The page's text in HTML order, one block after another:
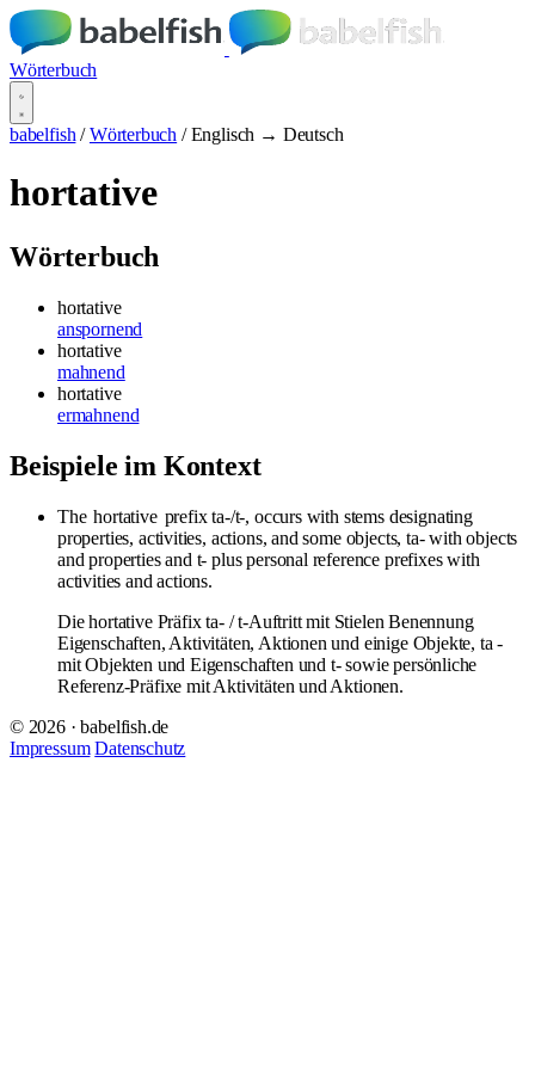
Wörterbuch
babelfish / Wörterbuch / Englisch → Deutsch
hortative
Wörterbuch
hortative
anspornend
hortative
mahnend
hortative
ermahnend
Beispiele im Kontext
The hortative prefix ta-/t-, occurs with stems designating
properties, activities, actions, and some objects, ta- with objects
and properties and t- plus personal reference prefixes with
activities and actions.
Die hortative Präfix ta- / t-Auftritt mit Stielen Benennung
Eigenschaften, Aktivitäten, Aktionen und einige Objekte, ta -
mit Objekten und Eigenschaften und t- sowie persönliche
Referenz-Präfixe mit Aktivitäten und Aktionen.
© 2026 · babelfish.de
Impressum Datenschutz